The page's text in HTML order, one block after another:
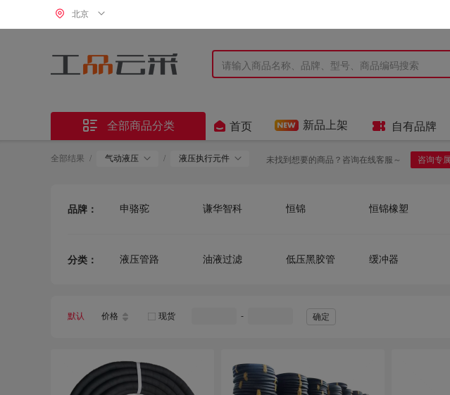
北京
 全部商品分类  首页 新品上架  自有品牌
全部结果 / 气动液压 / 液压执行元件 未找到想要的商品？咨询在线客服～ 咨询专
品牌： 申骆驼 谦华智科 恒锦 恒锦橡塑
中久
欧德新
分类： 液压管路 油液过滤 低压黑胶管 缓冲器
默认 价格 现货 - 确定